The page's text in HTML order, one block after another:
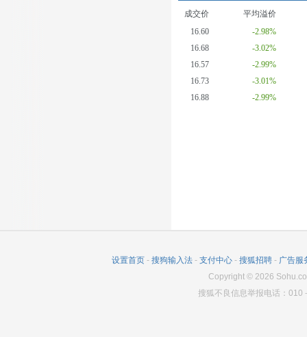
成交价
平均溢价
16.60
-2.98%
16.68
-3.02%
16.57
-2.99%
16.73
-3.01%
16.88
-2.99%
设置首页 - 搜狗输入法 - 支付中心 - 搜狐招聘 - 广告服
Copyright© 2026
搜狐不良信息举报电话：010